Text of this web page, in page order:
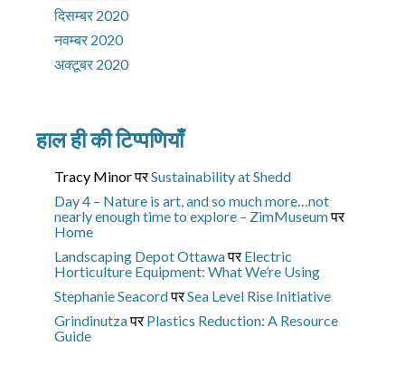
दिसम्बर 2020
नवम्बर 2020
अक्टूबर 2020
हाल ही की टिप्पणियाँ
Tracy MinorपरSustainability at Shedd
Day 4 – Nature is art, and so much more…not
nearly enough time to explore – ZimMuseumपर
Home
Landscaping Depot OttawaपरElectric
Horticulture Equipment: What We’re Using
Stephanie SeacordपरSea Level Rise Initiative
GrindinutzaपरPlastics Reduction: A Resource
Guide